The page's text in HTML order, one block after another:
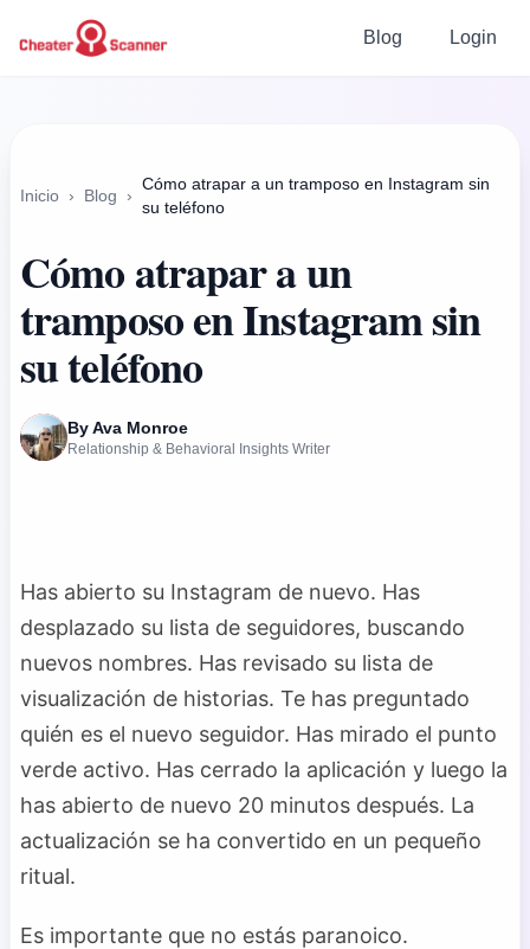
Blog Login
Inicio › Blog ›
Cómo atrapar a un tramposo en Instagram sin
su teléfono
Cómo atrapar a un
tramposo en Instagram sin
su teléfono
By Ava Monroe
Relationship & Behavioral Insights Writer
Has abierto su Instagram de nuevo. Has
desplazado su lista de seguidores, buscando
nuevos nombres. Has revisado su lista de
visualización de historias. Te has preguntado
quién es el nuevo seguidor. Has mirado el punto
verde activo. Has cerrado la aplicación y luego la
has abierto de nuevo 20 minutos después. La
actualización se ha convertido en un pequeño
ritual.
Es importante que no estás paranoico.